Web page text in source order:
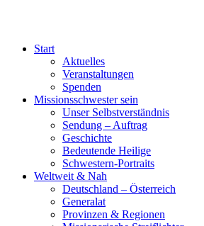
Start
Aktuelles
Veranstaltungen
Spenden
Missionsschwester sein
Unser Selbstverständnis
Sendung – Auftrag
Geschichte
Bedeutende Heilige
Schwestern-Portraits
Weltweit & Nah
Deutschland – Österreich
Generalat
Provinzen & Regionen